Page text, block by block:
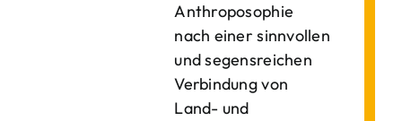
Anthroposophie
nach einer sinnvollen
und segensreichen
Verbindung von
Land- und